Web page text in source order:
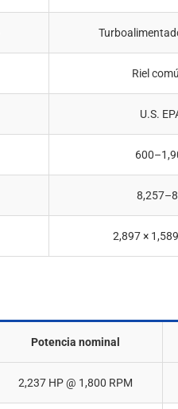
Riel
U.S.
2,897 ×
Potencia nominal
2,237 HP @ 1,800 RPM